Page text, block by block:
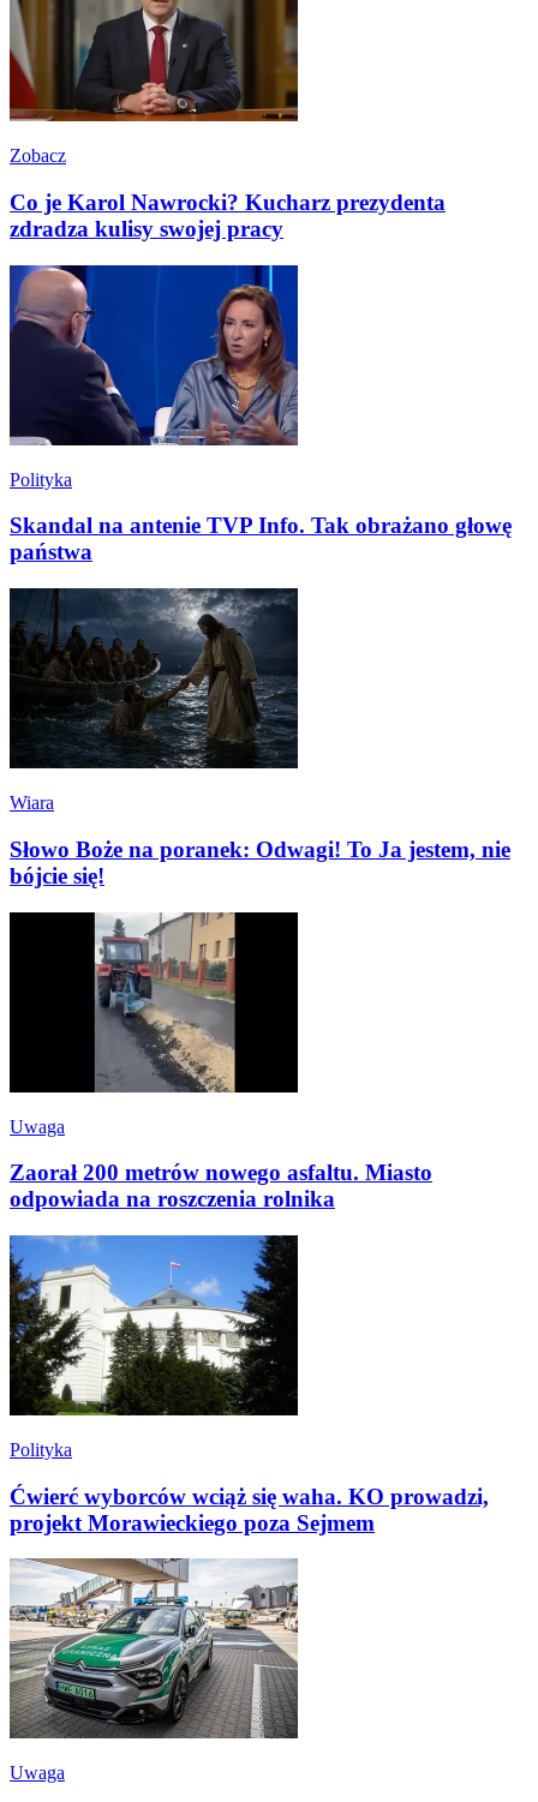
Zobacz
Co je Karol Nawrocki? Kucharz prezydenta
zdradza kulisy swojej pracy
Polityka
Skandal na antenie TVP Info. Tak obrażano głowę
państwa
Wiara
Słowo Boże na poranek: Odwagi! To Ja jestem, nie
bójcie się!
Uwaga
Zaorał 200 metrów nowego asfaltu. Miasto
odpowiada na roszczenia rolnika
Polityka
Ćwierć wyborców wciąż się waha. KO prowadzi,
projekt Morawieckiego poza Sejmem
Uwaga